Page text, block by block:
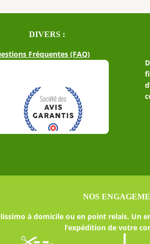
page
DIVERS :
Fréquentes (FAQ)
NOS
à domicile ou en point relais. Un
l’expédition de votre